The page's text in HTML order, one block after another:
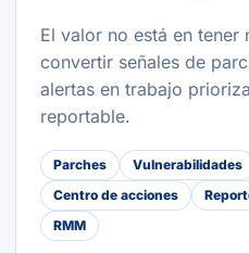
El valor no está en tener
convertir señales de
alertas en trabajo
reportable.
Parches Vulnerabilidades
Centro de acciones
RMM